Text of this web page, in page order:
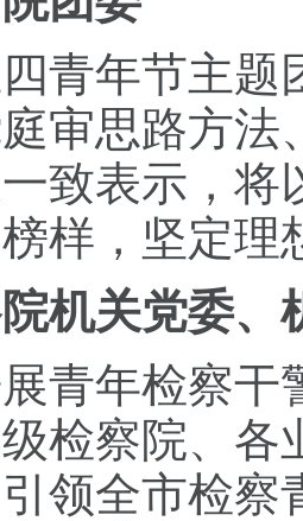
年节主题团
审思路方法
致表示，将
样，坚定理
机关党委、
年检察干
检察院、各
领全市检察